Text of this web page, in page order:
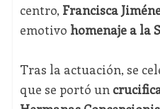
centro, Francisca
emotivo homenaje a la
Tras la actuación, se
que se portó un